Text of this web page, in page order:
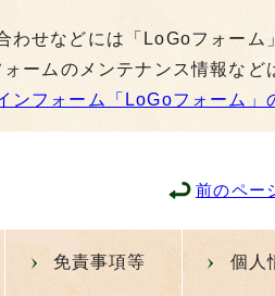
わせなどには「LoGoフォーム
ォームのメンテナンス情報など
ンフォーム「LoGoフォーム」
前のペー
免責事項等 個人